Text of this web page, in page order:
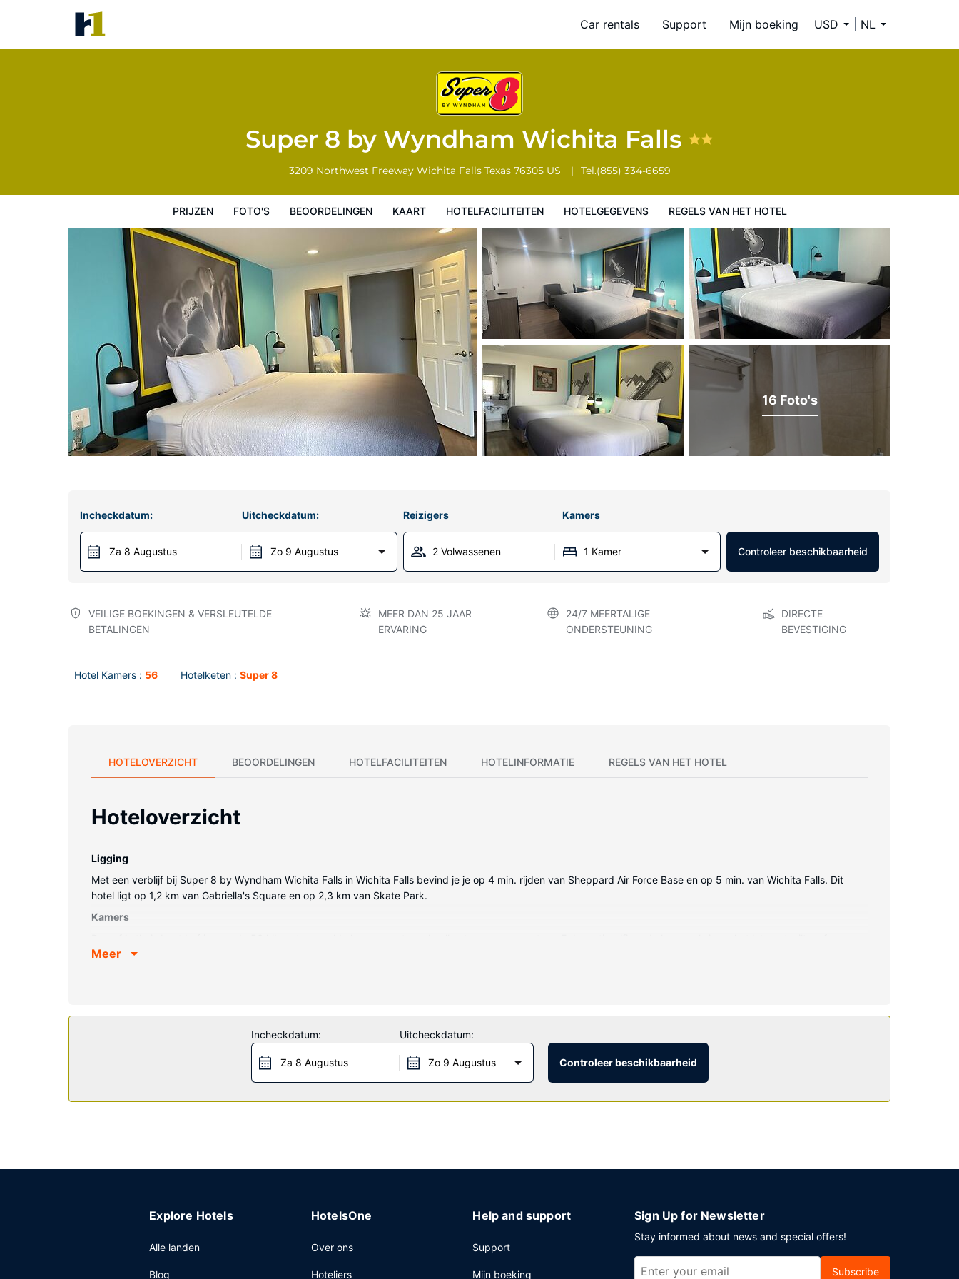
Car rentals Support Mijn boeking USD NL
Super 8 by Wyndham Wichita Falls
3209 Northwest Freeway Wichita Falls Texas 76305 US Tel.(855) 334-6659
PRIJZEN FOTO'S BEOORDELINGEN KAART HOTELFACILITEITEN HOTELGEGEVENS REGELS VAN HET HOTEL
Regels van het hotel
16 Foto's
Incheckdatum:
Za 8 Augustus
Uitcheckdatum:
Zo 9 Augustus
Reizigers Kamers
2 Volwassenen 1 Kamer Controleer beschikbaarheid
VEILIGE BOEKINGEN & VERSLEUTELDE
BETALINGEN
MEER DAN 25 JAAR
ERVARING
24/7 MEERTALIGE
ONDERSTEUNING
DIRECTE
BEVESTIGING
Hotel Kamers : 56 Hotelketen : Super 8
HOTELOVERZICHT BEOORDELINGEN HOTELFACILITEITEN HOTELINFORMATIE REGELS VAN HET HOTEL
Hoteloverzicht
Ligging
Met een verblijf bij Super 8 by Wyndham Wichita Falls in Wichita Falls bevind je je op 4 min. rijden van Sheppard Air Force Base en op 5 min. van Wichita Falls. Dit
hotel ligt op 1,2 km van Gabriella's Square en op 2,3 km van Skate Park.
Kamers
Badkamers beschikken over een bad, gratis toiletartikelen en haardrogers. Voorzieningen zijn bijvoorbeeld een bureau, een koffiezetapparaat/waterkoker en een
Enkele van de voorzieningen zijn een businesscentrum, een 24-uurs receptie en meertalig personeel. Ter plaatse heb je gratis parkeerplaatsen.
Meer
Incheckdatum:
Za 8 Augustus
Uitcheckdatum:
Zo 9 Augustus Controleer beschikbaarheid
Explore Hotels
Alle landen
Blog
HotelsOne
Over ons
Hoteliers
Help and support
Support
Mijn boeking
Sign Up for Newsletter
Stay informed about news and special offers!
Subscribe